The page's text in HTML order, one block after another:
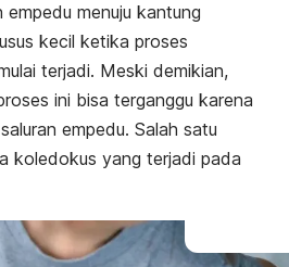
empedu menuju kantung
kecil ketika proses
terjadi. Meski demikian,
ini bisa terganggu karena
empedu. Salah satu
koledokus yang terjadi pada